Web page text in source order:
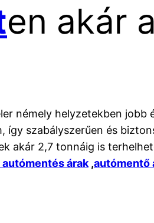
en akár
némely helyzetekben jobb
szabályszerűen és
akár 2,7 tonnáig is
autómentés árak,autómentő